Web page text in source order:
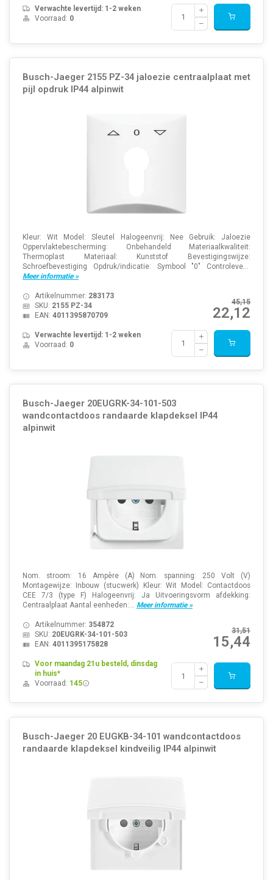
Verwachte levertijd: 1-2 weken
Voorraad: 0
Busch-Jaeger 2155 PZ-34 jaloezie centraalplaat met
pijl opdruk IP44 alpinwit
Kleur: Wit Model: Sleutel Halogeenvrij: Nee Gebruik: Jaloezie
Oppervlaktebescherming: Onbehandeld Materiaalkwaliteit:
Thermoplast Materiaal: Kunststof Bevestigingswijze:
Schroefbevestiging Opdruk/indicatie: Symbool "0" Controleve...
Meer informatie »
45,15
22,12
Artikelnummer: 283173
SKU: 2155 PZ-34
EAN: 4011395870709
Verwachte levertijd: 1-2 weken
Voorraad: 0
Busch-Jaeger 20EUGRK-34-101-503
wandcontactdoos randaarde klapdeksel IP44
alpinwit
Nom. stroom: 16 Ampère (A) Nom. spanning: 250 Volt (V)
Montagewijze: Inbouw (stucwerk) Kleur: Wit Model: Contactdoos
CEE 7/3 (type F) Halogeenvrij: Ja Uitvoeringsvorm afdekking:
Centraalplaat Aantal eenheden:... Meer informatie »
31,51
15,44
Artikelnummer: 354872
SKU: 20EUGRK-34-101-503
EAN: 4011395175828
Voor maandag 21u besteld, dinsdag
in huis*
Voorraad: 145
Busch-Jaeger 20 EUGKB-34-101 wandcontactdoos
randaarde klapdeksel kindveilig IP44 alpinwit